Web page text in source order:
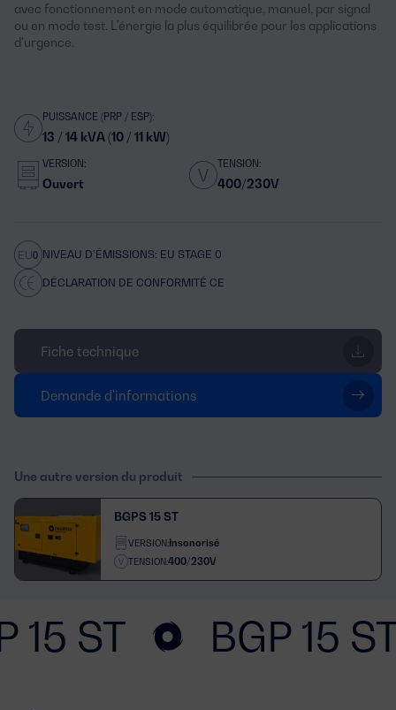
avec fonctionnement en mode automatique, manuel, par signal
ou en mode test. L'énergie la plus équilibrée pour les applications
d'urgence.
PUISSANCE (PRP / ESP):
13 / 14 kVA (10 / 11 kW)
VERSION:
Ouvert
TENSION:
400/230V
NIVEAU D’ÉMISSIONS: EU STAGE 0
DÉCLARATION DE CONFORMITÉ CE
Fiche technique
Demande d'informations
Une autre version du produit
BGPS 15 ST
VERSION:Insonorisé
TENSION:400/230V
15 ST BGP 15